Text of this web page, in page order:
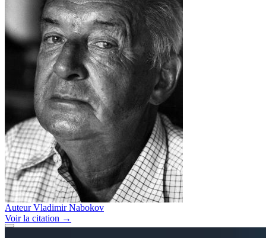
Auteur Vladimir Nabokov
Voirla citation →